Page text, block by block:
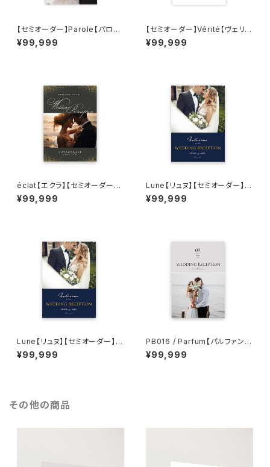
【セミオーダー】Parole【パロー
ル】結婚式 プロフィールブック
¥99,999
【セミオーダー】Vérité【ヴェリ
テ】結婚式 プロフィールブック
¥99,999
éclat【エクラ】【セミオーダー】8
P構成 結婚式プロフィールブッ
ク
¥99,999
Lune【リュヌ】【セミオーダー】4
P構成 結婚式プロフィールブッ
ク
¥99,999
Lune【リュヌ】【セミオーダー】12
P構成 結婚式プロフィールブッ
ク
¥99,999
PB016 / Parfum【パルファン】
【セミオーダー】8P構成 結婚式
プロフィールブック
¥99,999
その他の商品